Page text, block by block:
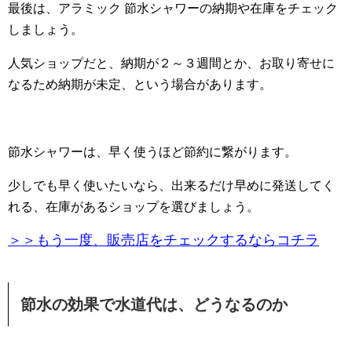
最後は、アラミック 節水シャワーの納期や在庫をチェック
しましょう。
人気ショップだと、納期が２～３週間とか、お取り寄せに
なるため納期が未定、という場合があります。
節水シャワーは、早く使うほど節約に繋がります。
少しでも早く使いたいなら、出来るだけ早めに発送してく
れる、在庫があるショップを選びましょう。
＞＞もう一度、販売店をチェックするならコチラ
節水の効果で水道代は、どうなるのか